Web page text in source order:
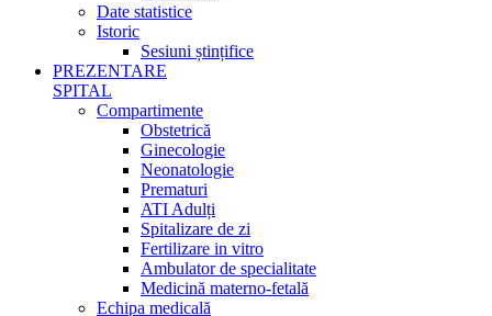
Date statistice
Istoric
Sesiuni ștințifice
PREZENTARE
SPITAL
Compartimente
Obstetrică
Ginecologie
Neonatologie
Prematuri
ATI Adulți
Spitalizare de zi
Fertilizare in vitro
Ambulator de specialitate
Medicină materno-fetală
Echipa medicală